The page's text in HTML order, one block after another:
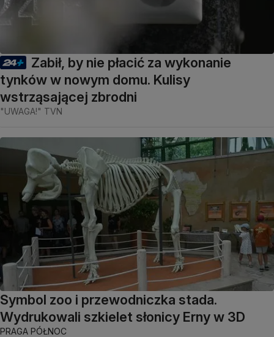
Zabił, by nie płacić za wykonanie
tynków w nowym domu. Kulisy
wstrząsającej zbrodni
"UWAGA!" TVN
Symbol zoo i przewodniczka stada.
Wydrukowali szkielet słonicy Erny w 3D
PRAGA PÓŁNOC